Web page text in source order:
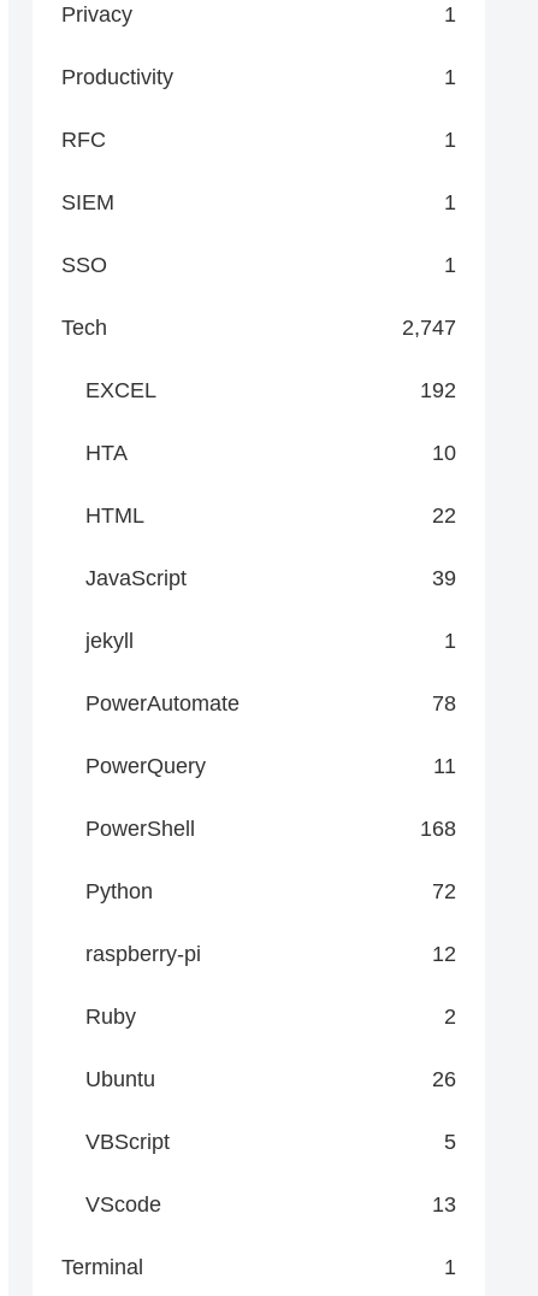
Privacy 1
Productivity 1
RFC 1
SIEM 1
SSO 1
Tech 2,747
EXCEL 192
HTA 10
HTML 22
JavaScript 39
jekyll 1
PowerAutomate 78
PowerQuery 11
PowerShell 168
Python 72
raspberry-pi 12
Ruby 2
Ubuntu 26
VBScript 5
VScode 13
Terminal 1